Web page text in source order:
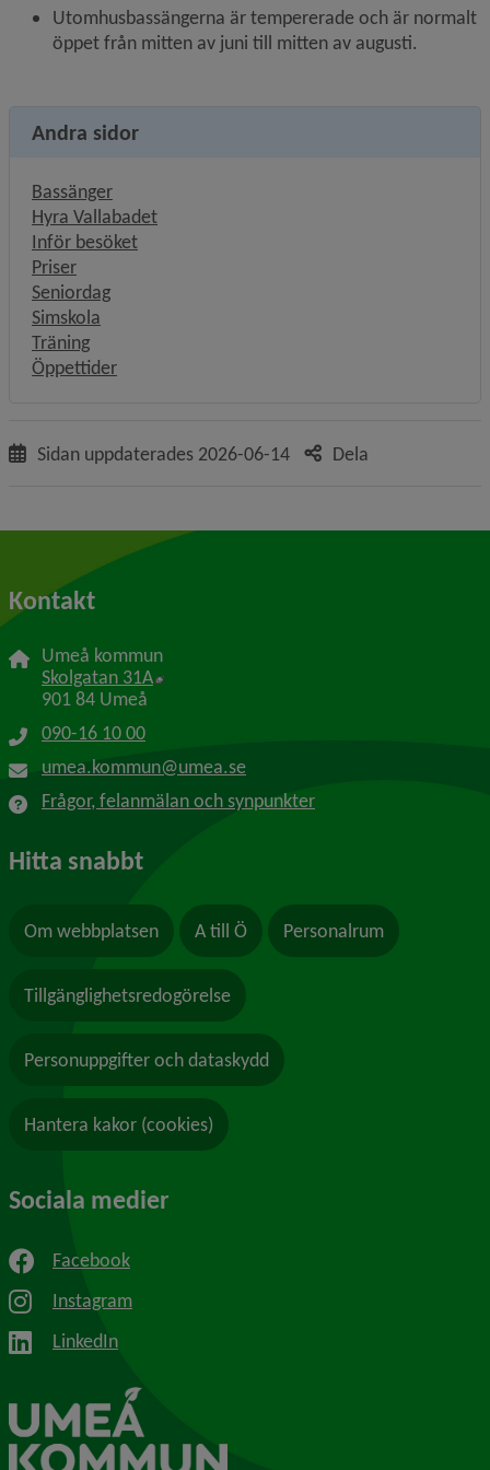
Utomhusbassängerna är tempererade och är normalt
öppet från mitten av juni till mitten av augusti.
Andra sidor
Bassänger
Hyra Vallabadet
Inför besöket
Priser
Seniordag
Simskola
Träning
Öppettider
Sidan uppdaterades 2026-06-14 Dela
Kontakt
Umeå kommun
Skolgatan 31A Länk till annan webbplats, öppnas i nytt
901 84 Umeå
090-16 10 00
umea.kommun@umea.se
Frågor, felanmälan och synpunkter
Hitta snabbt
Om webbplatsen A till Ö Personalrum
Tillgänglighetsredogörelse
Personuppgifter och dataskydd
Hantera kakor (cookies)
Sociala medier
Facebook
Instagram
LinkedIn